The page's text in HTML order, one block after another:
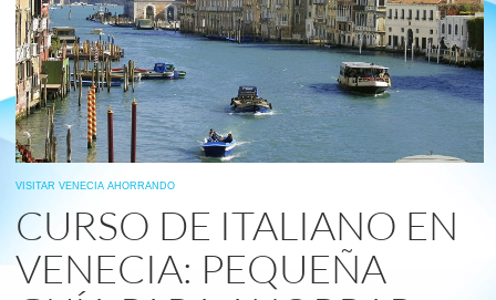
VISITAR VENECIA AHORRANDO
CURSO DE ITALIANO EN
VENECIA: PEQUEÑA